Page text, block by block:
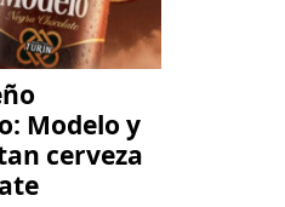
Modelo y
cerveza